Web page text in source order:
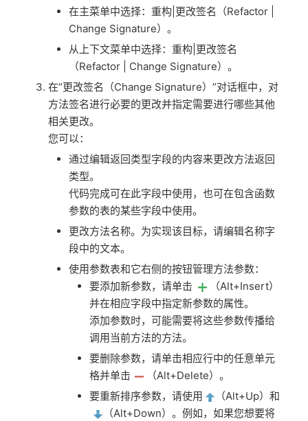
在主菜单中选择：重构|更改签名（Refactor |
Change Signature）。
从上下文菜单中选择：重构|更改签名
（Refactor | Change Signature）。
在“更改签名（Change Signature）”对话框中，对
方法签名进行必要的更改并指定需要进行哪些其他
相关更改。
您可以：
通过编辑返回类型字段的内容来更改方法返回
类型。
代码完成可在此字段中使用，也可在包含函数
参数的表的某些字段中使用。
更改方法名称。为实现该目标，请编辑名称字
段中的文本。
使用参数表和它右侧的按钮管理方法参数：
要添加新参数，请单击
（Alt+Insert）
并在相应字段中指定新参数的属性。
添加参数时，可能需要将这些参数传播给
调用当前方法的方法。
要删除参数，请单击相应行中的任意单元
格并单击
（Alt+Delete）。
要重新排序参数，请使用
（Alt+Up）和
（Alt+Down）。例如，如果您想要将